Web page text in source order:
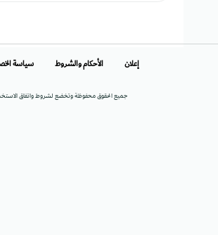
جميع الحقوق محفوظة وتخضع لشروط واتفاق
إعلان الأحكام والشروط سياسة